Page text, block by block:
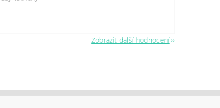
Zobrazit další hodnocení